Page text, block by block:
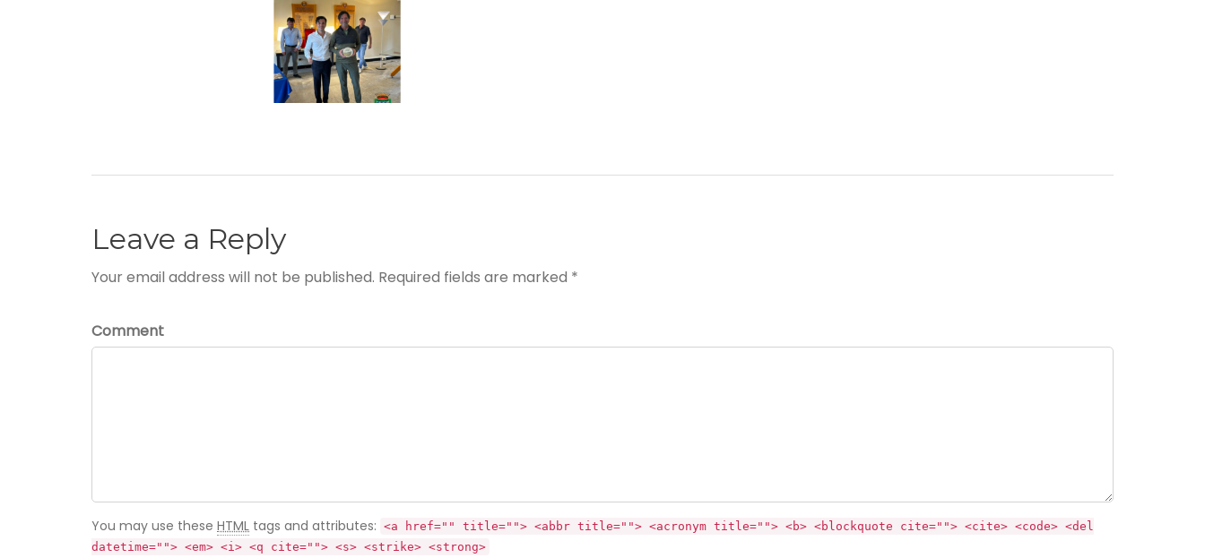
Leave a Reply
Your email address will not be published. Required fields are marked *
Comment
You may use these HTML tags and attributes: <a href="" title=""> <abbr title=""> <acronym title=""> <b> <blockquote cite=""> <cite> <code> <del
datetime=""> <em> <i> <q cite=""> <s> <strike> <strong>